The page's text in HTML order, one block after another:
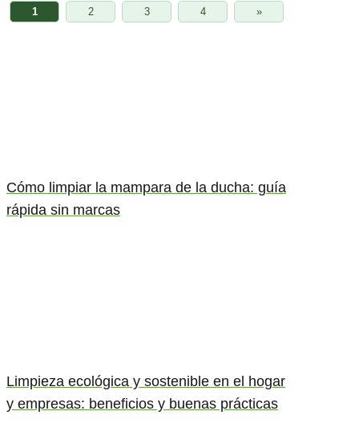
1 2 3 4 »
Cómo limpiar la mampara de la ducha: guía
rápida sin marcas
Limpieza ecológica y sostenible en el hogar
y empresas: beneficios y buenas prácticas